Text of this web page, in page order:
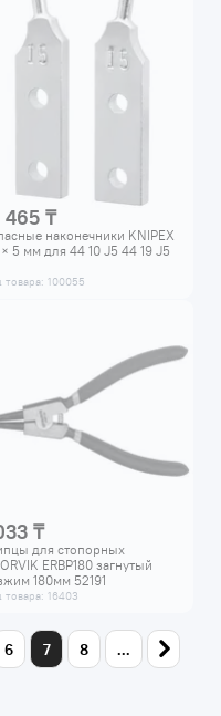
465 ₸
наконечники KNIPEX
5 мм для 44 10 J5 44 19 J5
товара: 100055
₸
для стопорных
ERBP180 загнутый
180мм 52191
товара: 16403
6 7 8 ...